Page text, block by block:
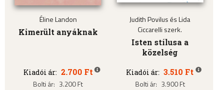
Éline Landon
Kimerült anyáknak
Kiadói ár: 2.700 Ft
Bolti ár: 3.200 Ft
Judith Povilus és Lida
Ciccarelli szerk.
Isten stílusa a
közelség
Kiadói ár: 3.510 Ft
Bolti ár: 3.900 Ft